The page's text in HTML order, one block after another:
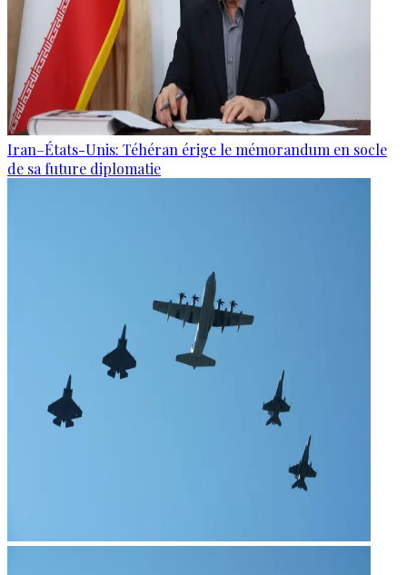
Iran–États-Unis: Téhéran érige le mémorandum en socle
de sa future diplomatie